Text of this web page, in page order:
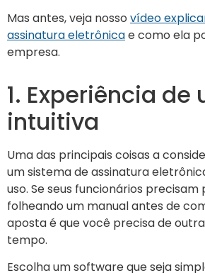
Mas antes, veja nosso vídeo
assinatura eletrônicae como ela
empresa.
1. Experiência de
intuitiva
Uma das principais coisas a
um sistema de assinatura
uso. Se seus funcionários precisam
folheando um manual antes de
aposta é que você precisa de
tempo.
Escolha um software que seja